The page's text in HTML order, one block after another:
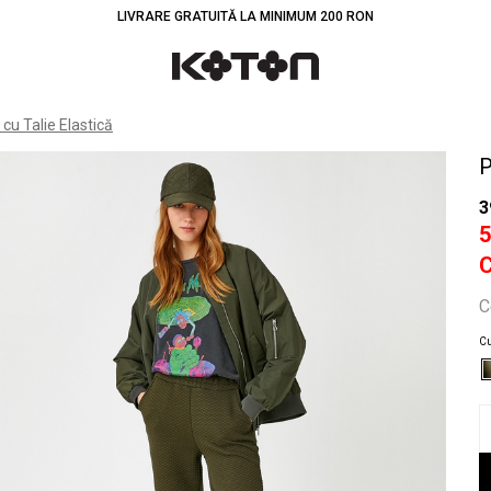
LIVRARE GRATUITĂ LA MINIMUM 200 RON
Talie Elastică